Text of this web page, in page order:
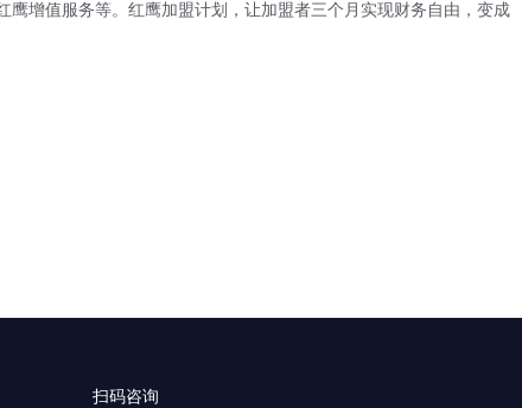
增值服务等。红鹰加盟计划，让加盟者三个月实现财务自由，变成
扫码咨询